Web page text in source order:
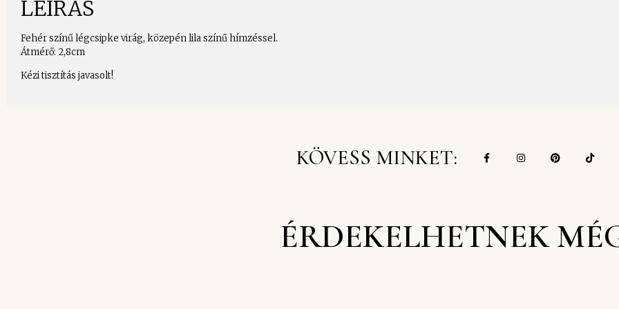
LEÍRÁS
Fehér színű légcsipke virág, közepén lila színű hímzéssel.
Átmérő: 2,8cm
Kézi tisztítás javasolt!
KÖVESS MINKET:
ÉRDEKELHETNEK